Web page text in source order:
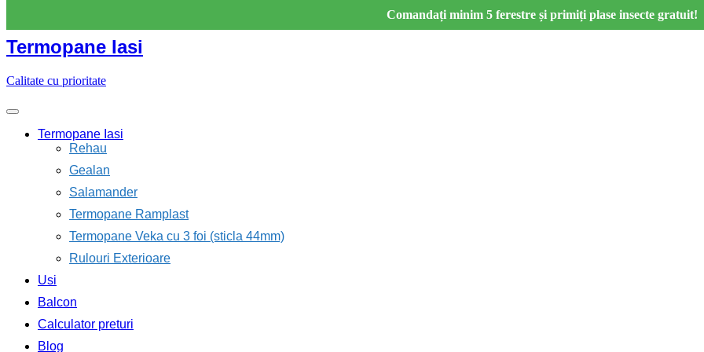
Comandați minim 5 ferestre și primiți plase insecte gratuit!
content
Termopane Iasi
Calitate cu prioritate
Termopane Iasi
Rehau
Gealan
Salamander
Termopane Ramplast
Termopane Veka cu 3 foi (sticla 44mm)
Rulouri Exterioare
Usi
Balcon
Calculator preturi
Blog